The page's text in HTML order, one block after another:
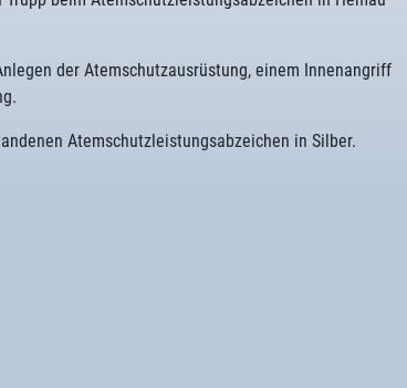
der Atemschutzausrüstung, einem Innenangriff
Atemschutzleistungsabzeichen in Silber.